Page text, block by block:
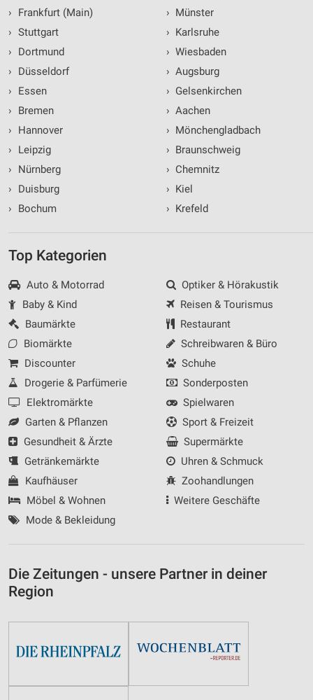
›
Frankfurt (Main)
› Stuttgart
›
Dortmund
›
Düsseldorf
›
Essen
›
Bremen
›
Hannover
›
Leipzig
›
Nürnberg
›
Duisburg
›
Bochum
› Münster
› Karlsruhe
› Wiesbaden
› Augsburg
› Gelsenkirchen
› Aachen
› Mönchengladbach
› Braunschweig
› Chemnitz
› Kiel
› Krefeld
Top Kategorien
Auto & Motorrad
Baby & Kind
Baumärkte
Biomärkte
Discounter
Drogerie & Parfümerie
Elektromärkte
Garten & Pflanzen
Gesundheit & Ärzte
Getränkemärkte
Kaufhäuser
Möbel & Wohnen
Mode & Bekleidung
Optiker & Hörakustik
Reisen & Tourismus
Restaurant
Schreibwaren & Büro
Schuhe
Sonderposten
Spielwaren
Sport & Freizeit
Supermärkte
Uhren & Schmuck
Zoohandlungen
Weitere Geschäfte
Die Zeitungen - unsere Partner in deiner
Region